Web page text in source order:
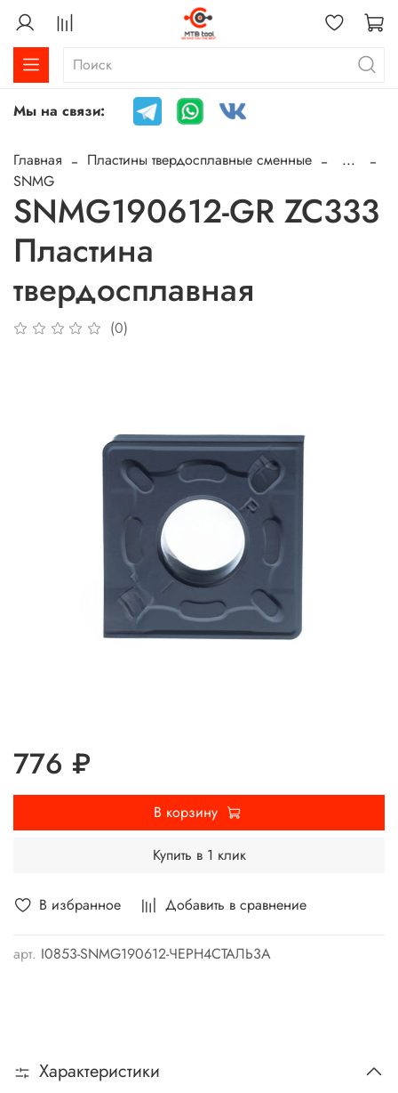
Мы на связи:
Главная Пластины твердосплавные сменные
...
SNMG
SNMG190612-GR ZC333
Пластина
твердосплавная
(0)
В избранное Добавить в сравнение
арт. I0853-SNMG190612-ЧЕРН4СТАЛЬ3А
776 ₽
В корзину
Купить в 1 клик
Характеристики